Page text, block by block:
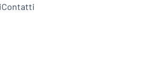
Contatti